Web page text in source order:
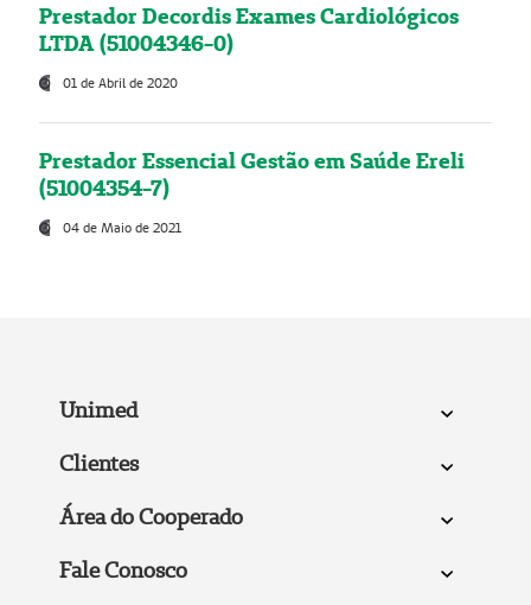
Prestador Decordis Exames Cardiológicos
LTDA (51004346-0)
01 de Abril de 2020
Prestador Essencial Gestão em Saúde Ereli
(51004354-7)
04 de Maio de 2021
Unimed
Clientes
Área do Cooperado
Fale Conosco